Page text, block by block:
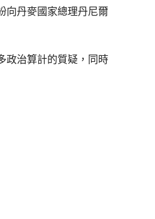
向丹麥國家總理丹尼爾
政治算計的質疑，同時